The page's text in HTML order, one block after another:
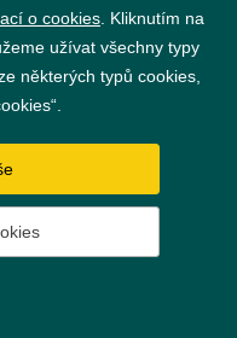
o cookies . Kliknutím na
užívat všechny typy
některých typů cookies,